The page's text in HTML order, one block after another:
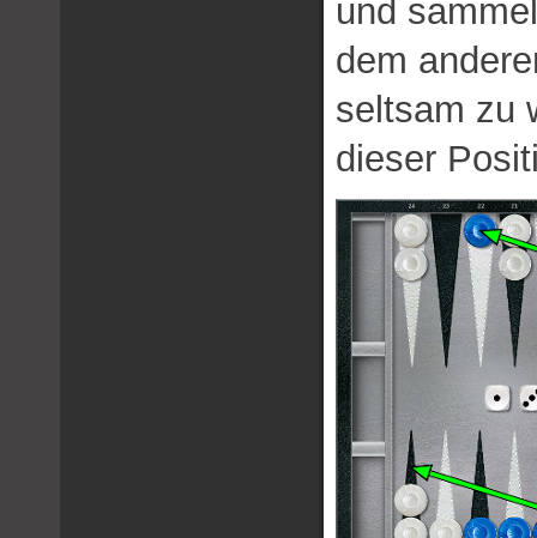
und
dem
seltsam zu
dieser